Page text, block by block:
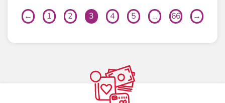
← 1 2 3 4 5 … 66 →